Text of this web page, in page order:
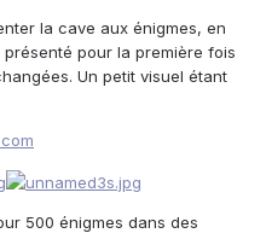
la cave aux énigmes, en
pour la première fois
Un petit visuel étant
500 énigmes dans des